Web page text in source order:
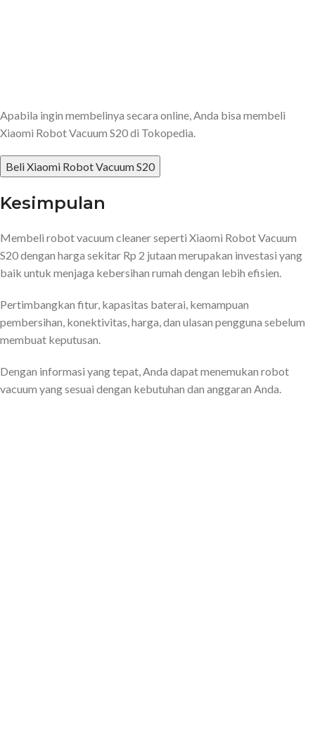
Apabila ingin membelinya secara online, Anda bisa membeli
Xiaomi Robot Vacuum S20 di Tokopedia.
Beli Xiaomi Robot Vacuum S20
Kesimpulan
Membeli robot vacuum cleaner seperti Xiaomi Robot Vacuum
S20 dengan harga sekitar Rp 2 jutaan merupakan investasi yang
baik untuk menjaga kebersihan rumah dengan lebih efisien.
Pertimbangkan fitur, kapasitas baterai, kemampuan
pembersihan, konektivitas, harga, dan ulasan pengguna sebelum
membuat keputusan.
Dengan informasi yang tepat, Anda dapat menemukan robot
vacuum yang sesuai dengan kebutuhan dan anggaran Anda.